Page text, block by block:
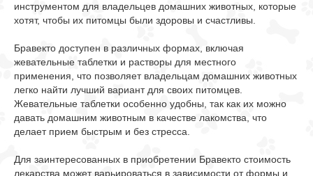
инструментом для владельцев домашних животных, которые
хотят, чтобы их питомцы были здоровы и счастливы.
Бравекто доступен в различных формах, включая
жевательные таблетки и растворы для местного
применения, что позволяет владельцам домашних животных
легко найти лучший вариант для своих питомцев.
Жевательные таблетки особенно удобны, так как их можно
давать домашним животным в качестве лакомства, что
делает прием быстрым и без стресса.
Для заинтересованных в приобретении Бравекто стоимость
лекарства может варьироваться в зависимости от формы и